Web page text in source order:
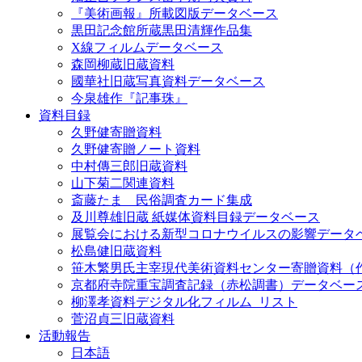
『美術画報』所載図版データベース
黒田記念館所蔵黒田清輝作品集
X線フィルムデータベース
森岡柳蔵旧蔵資料
國華社旧蔵写真資料データベース
今泉雄作『記事珠』
資料目録
久野健寄贈資料
久野健寄贈ノート資料
中村傳三郎旧蔵資料
山下菊二関連資料
斎藤たま 民俗調査カード集成
及川尊雄旧蔵 紙媒体資料目録データベース
展覧会における新型コロナウイルスの影響データ
松島健旧蔵資料
笹木繁男氏主宰現代美術資料センター寄贈資料（
京都府寺院重宝調査記録（赤松調書）データベー
柳澤孝資料デジタル化フィルム_リスト
菅沼貞三旧蔵資料
活動報告
日本語